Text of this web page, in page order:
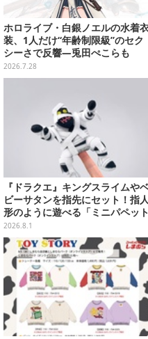
ホロライブ・白銀ノエルの水着
装、1人だけ“年齢制限級”のセク
シーさで反響―兎田ぺこらも
「こ、こんなことが許されていい
のか？」と興奮隠せず
2026.7.28
『ドラクエ』キングスライムや
ビーサタンを指先にセット！指人
形のように遊べる「ミニパペット
ぬいぐるみ」が楽しい
2026.8.1